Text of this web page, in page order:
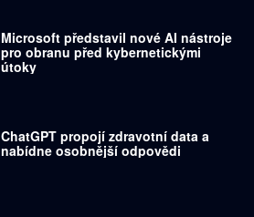
Microsoft představil nové AI nástroje
pro obranu před kybernetickými
útoky
ChatGPT propojí zdravotní data a
nabídne osobnější odpovědi